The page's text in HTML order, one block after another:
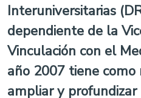
Interuniversitarias
dependiente de la
Vinculación con el
año 2007 tiene
ampliar y profundizar